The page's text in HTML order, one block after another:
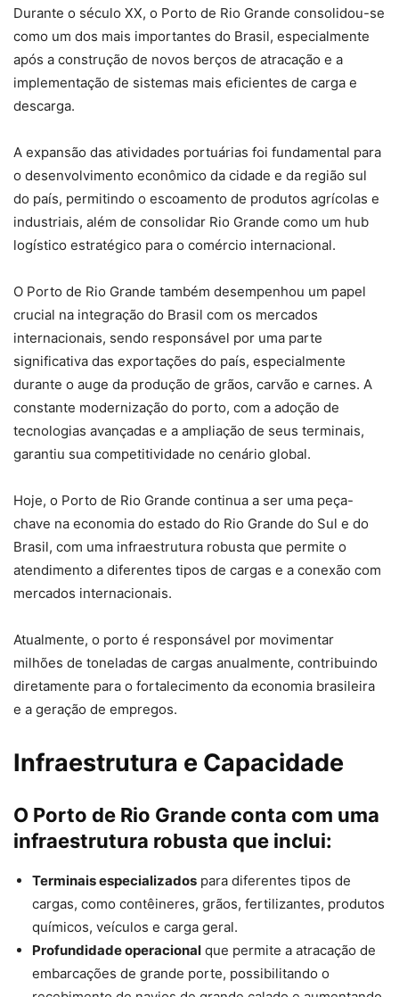
Durante o século XX, o Porto de Rio Grande consolidou-se
como um dos mais importantes do Brasil, especialmente
após a construção de novos berços de atracação e a
implementação de sistemas mais eficientes de carga e
descarga.
A expansão das atividades portuárias foi fundamental para
o desenvolvimento econômico da cidade e da região sul
do país, permitindo o escoamento de produtos agrícolas e
industriais, além de consolidar Rio Grande como um hub
logístico estratégico para o comércio internacional.
O Porto de Rio Grande também desempenhou um papel
crucial na integração do Brasil com os mercados
internacionais, sendo responsável por uma parte
significativa das exportações do país, especialmente
durante o auge da produção de grãos, carvão e carnes. A
constante modernização do porto, com a adoção de
tecnologias avançadas e a ampliação de seus terminais,
garantiu sua competitividade no cenário global.
Hoje, o Porto de Rio Grande continua a ser uma peça-
chave na economia do estado do Rio Grande do Sul e do
Brasil, com uma infraestrutura robusta que permite o
atendimento a diferentes tipos de cargas e a conexão com
mercados internacionais.
Atualmente, o porto é responsável por movimentar
milhões de toneladas de cargas anualmente, contribuindo
diretamente para o fortalecimento da economia brasileira
e a geração de empregos.
Infraestrutura e Capacidade
O Porto de Rio Grande conta com uma
infraestrutura robusta que inclui:
Terminais especializados para diferentes tipos de
cargas, como contêineres, grãos, fertilizantes, produtos
químicos, veículos e carga geral.
Profundidade operacional que permite a atracação de
embarcações de grande porte, possibilitando o